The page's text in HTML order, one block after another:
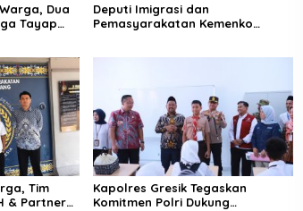
Dua
Tayap
Deputi Imigrasi dan
Pemasyarakatan Kemenko
Tim
& Partners
Kapolres Gresik Tegaskan
Komitmen Polri Dukung